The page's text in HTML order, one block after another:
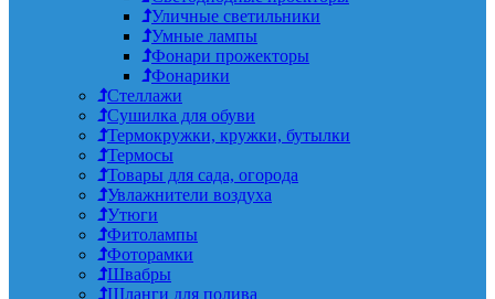
Уличные светильники
Умные лампы
Фонари прожекторы
Фонарики
Стеллажи
Сушилка для обуви
Термокружки, кружки, бутылки
Термосы
Товары для сада, огорода
Увлажнители воздуха
Утюги
Фитолампы
Фоторамки
Швабры
Шланги для полива